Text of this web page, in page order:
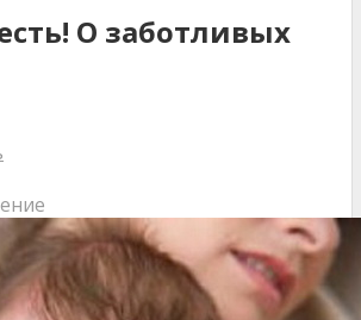
О заботливых